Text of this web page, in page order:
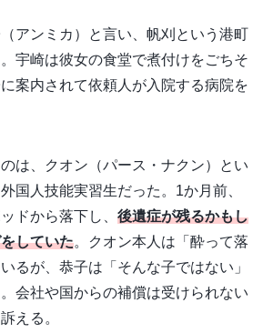
アンミカ）と言い、帆刈という港町
宇崎は彼女の食堂で煮付けをごちそ
案内されて依頼人が入院する病院を
は、クオン（パース・ナクン）とい
国人技能実習生だった。1か月前、
ドから落下し、 後遺症が残るかもし
していた。クオン本人は「酔って落
るが、恭子は「そんな子ではない」
会社や国からの補償は受けられない
える。